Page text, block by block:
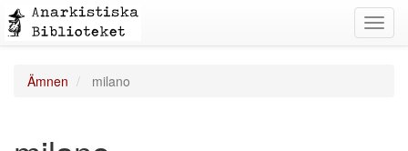
Ämnen milano